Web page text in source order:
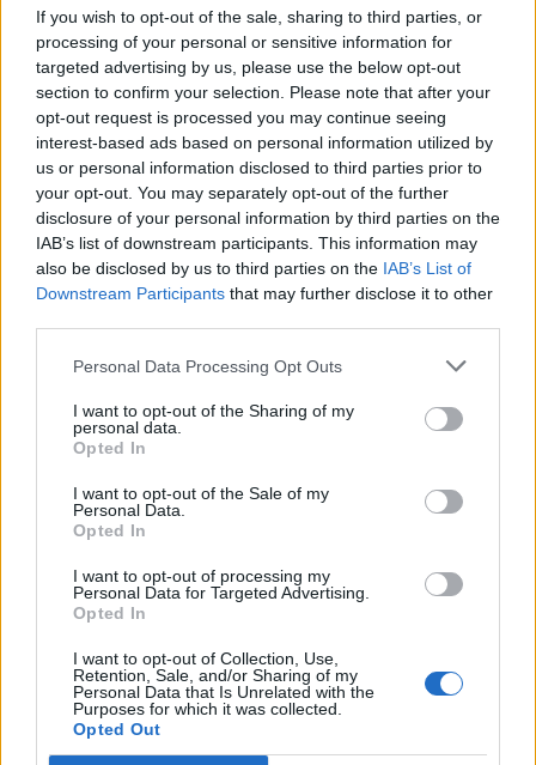
If you wish to opt-out of the sale, sharing to third parties, or
processing of your personal or sensitive information for
targeted advertising by us, please use the below opt-out
section to confirm your selection. Please note that after your
opt-out request is processed you may continue seeing
interest-based ads based on personal information utilized by
us or personal information disclosed to third parties prior to
your opt-out. You may separately opt-out of the further
disclosure of your personal information by third parties on the
IAB’s list of downstream participants. This information may
also be disclosed by us to third parties on the IAB’s List of
Downstream Participants that may further disclose it to other
Personal Data Processing Opt Outs
I want to opt-out of the Sharing of my
personal data.
Opted In
I want to opt-out of the Sale of my
Personal Data.
Opted In
I want to opt-out of processing my
Personal Data for Targeted Advertising.
Opted In
I want to opt-out of Collection, Use,
Retention, Sale, and/or Sharing of my
Personal Data that Is Unrelated with the
Purposes for which it was collected.
Opted Out
Honda e Montesa. Oltre ai giri in pista, gli spettatori e i
curiosi potranno esplorare la mostra scambio e il
mercatino dei ricambi d’epoca, l’ideale per i collezionisti a
caccia del pezzo mancante. Dopo una breve pausa per il
pranzo e il ripristino del tracciato, la pista tornerà a
ruggire dalle 14:00 alle 17:00 con i turni liberi. L’ingresso
per il pubblico a tutta la manifestazione è
completamente gratuito.
5 Giugno 2026
Redazione VareseNews
una buona informazione contribuisca a migliorare
la vita di tutti. Ogni giorno lavoriamo cercando di
Abbonati a VareseNews
ciglione di malpensa motocross